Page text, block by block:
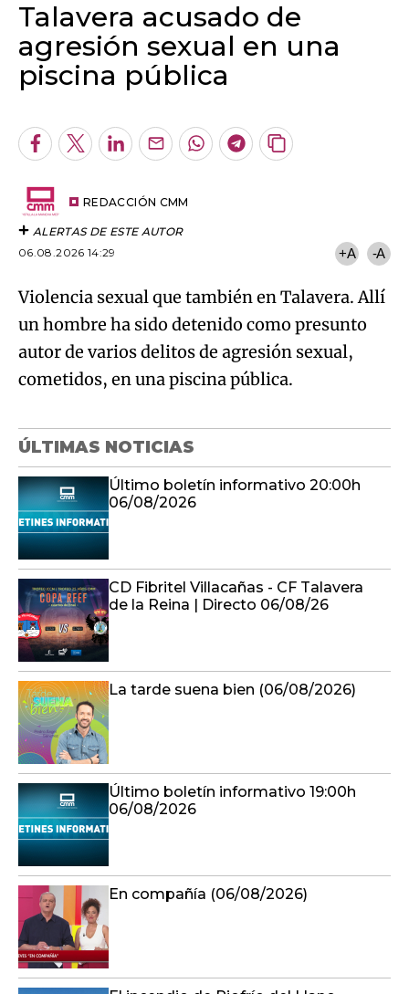
Try again
FacebookTwitterLinkedInEnviar
por
WhatsappTelegram
Copiar
ALERTAS DE ESTE AUTOR
06.08.2026 14:29
Violencia sexual que también en Talavera. Allí
un hombre ha sido detenido como presunto
autor de varios delitos de agresión sexual,
cometidos, en una piscina pública.
ÚLTIMAS NOTICIAS
Último boletín informativo 20:00h
CD Fibritel Villacañas - CF Talavera
de la Reina | Directo 06/08/26
La tarde suena bien (06/08/2026)
Último boletín informativo 19:00h
En compañía (06/08/2026)
El incendio de Riofrío del Llano